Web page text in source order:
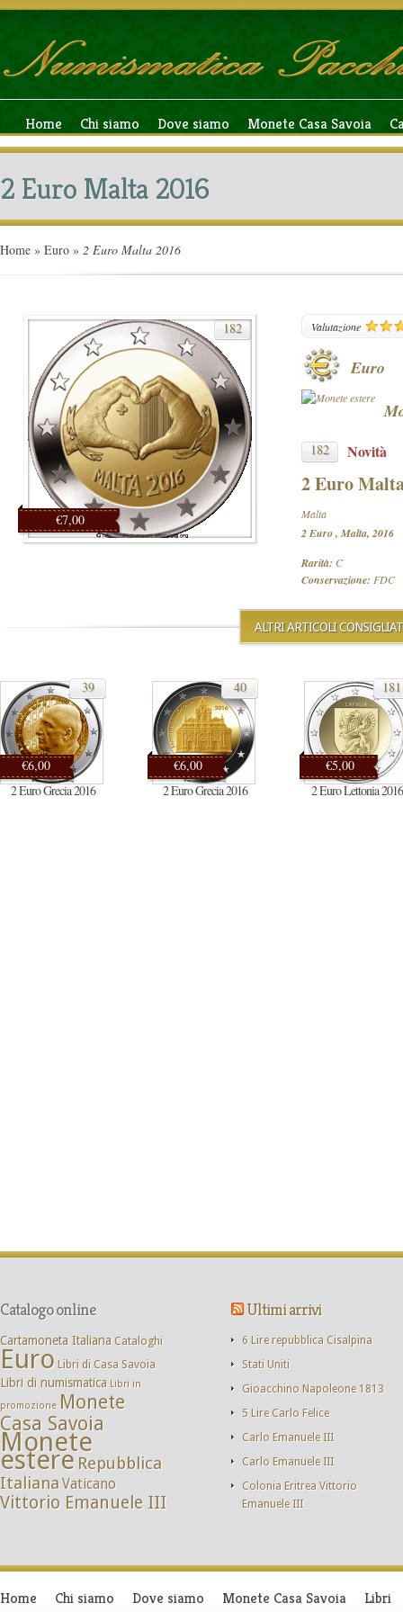
Home Chi siamo Dove siamo Monete Casa Savoia
2 Euro Malta 2016
Home » Euro » 2 Euro Malta 2016
€7,00
182 Valutazione
Euro
182 Novità
2 Euro
Malta
2 Euro , Malta, 2016
Rarità: C
Conservazione: FDC
ALTRI ARTICOLI
€6,00
39
2 Euro Grecia 2016
€6,00
40
2 Euro Grecia 2016
€5,00
181
2 Euro Lettonia 2016
Catalogo online
Cartamoneta Italiana Cataloghi
Euro Libri di Casa Savoia
Libri di numismatica Libri in
promozione Monete
Casa Savoia
Monete
estere Repubblica
ItalianaVaticano
Vittorio Emanuele III
Ultimi arrivi
6 Lire repubblica Cisalpina
Stati Uniti
Gioacchino Napoleone 1813
5 Lire Carlo Felice
Carlo Emanuele III
Carlo Emanuele III
Colonia Eritrea Vittorio
Emanuele III
Home Chi siamo Dove siamo Monete Casa Savoia Libri